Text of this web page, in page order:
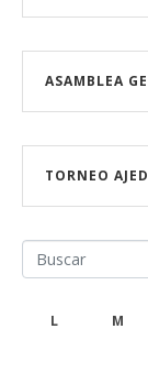
ASAMBLEA
TORNEO
L M